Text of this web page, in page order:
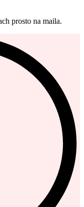
prosto na maila.